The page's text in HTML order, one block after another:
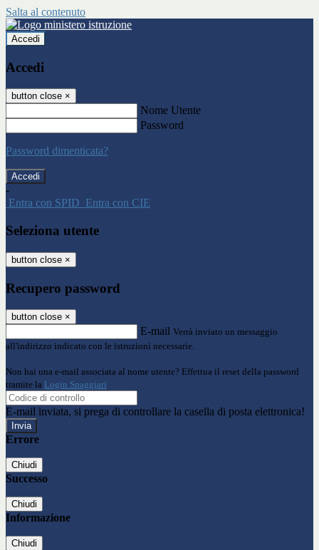
Salta al contenuto
Accedi
Accedi
button close ×
Nome Utente
Password
Password dimenticata?
-
Entra con SPID Entra con CIE
Seleziona utente
button close ×
Recupero password
button close ×
E-mail Verrà inviato un messaggio
all'indirizzo indicato con le istruzioni necessarie.
Non hai una e-mail associata al nome utente? Effettua il reset della password
tramite la Login Spaggiari
E-mail inviata, si prega di controllare la casella di posta elettronica!
Errore
Chiudi
Successo
Chiudi
Informazione
Chiudi